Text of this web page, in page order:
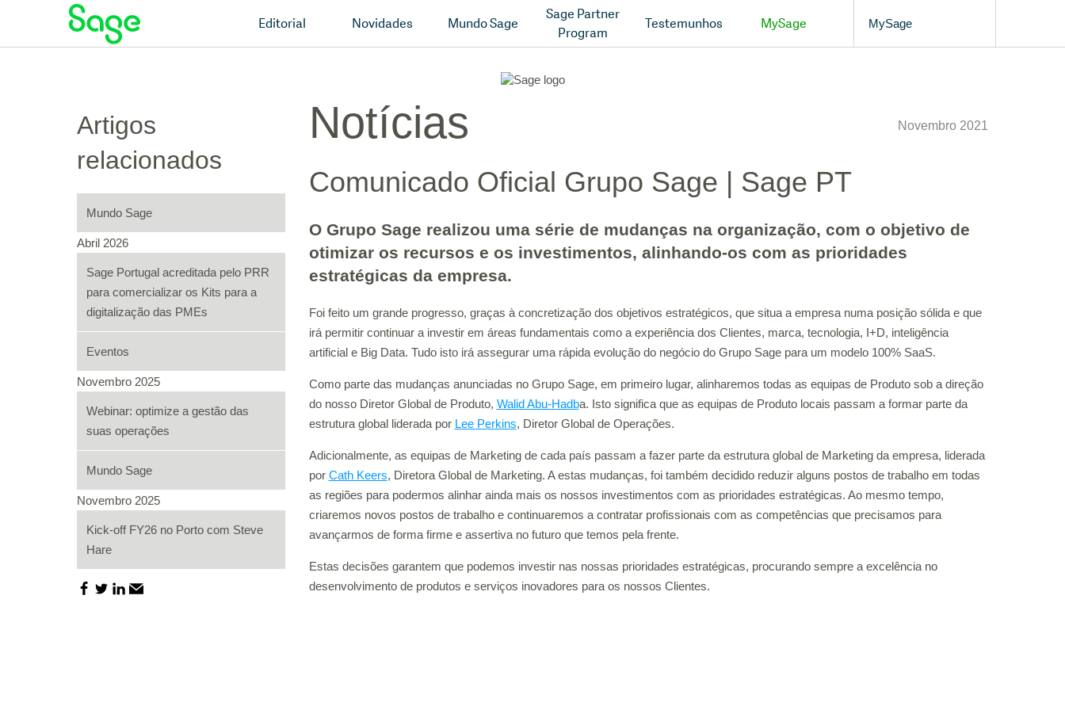
Editorial Novidades Mundo Sage
Sage Partner
Program
Testemunhos MySage MySage
Notícias Novembro 2021
Comunicado Oficial Grupo Sage | Sage PT
O Grupo Sage realizou uma série de mudanças na organização, com o objetivo de
otimizar os recursos e os investimentos, alinhando-os com as prioridades
estratégicas da empresa.
Foi feito um grande progresso, graças à concretização dos objetivos estratégicos, que situa a empresa numa posição sólida e que
irá permitir continuar a investir em áreas fundamentais como a experiência dos Clientes, marca, tecnologia, I+D, inteligência
artificial e Big Data. Tudo isto irá assegurar uma rápida evolução do negócio do Grupo Sage para um modelo 100% SaaS.
Como parte das mudanças anunciadas no Grupo Sage, em primeiro lugar, alinharemos todas as equipas de Produto sob a direção
do nosso Diretor Global de Produto, Walid Abu-Hadba. Isto significa que as equipas de Produto locais passam a formar parte da
estrutura global liderada por Lee Perkins, Diretor Global de Operações.
Adicionalmente, as equipas de Marketing de cada país passam a fazer parte da estrutura global de Marketing da empresa, liderada
por Cath Keers, Diretora Global de Marketing. A estas mudanças, foi também decidido reduzir alguns postos de trabalho em todas
as regiões para podermos alinhar ainda mais os nossos investimentos com as prioridades estratégicas. Ao mesmo tempo,
criaremos novos postos de trabalho e continuaremos a contratar profissionais com as competências que precisamos para
avançarmos de forma firme e assertiva no futuro que temos pela frente.
Estas decisões garantem que podemos investir nas nossas prioridades estratégicas, procurando sempre a excelência no
desenvolvimento de produtos e serviços inovadores para os nossos Clientes.
Artigos
relacionados
Mundo Sage
Abril 2026
Sage Portugal acreditada pelo PRR
para comercializar os Kits para a
digitalização das PMEs
Eventos
Novembro 2025
Webinar: optimize a gestão das
suas operações
Mundo Sage
Novembro 2025
Kick-off FY26 no Porto com Steve
Hare